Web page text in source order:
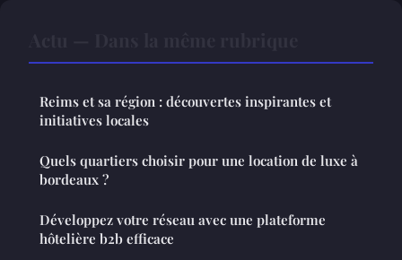
Reims et sa région : découvertes inspirantes et
initiatives locales
Quels quartiers choisir pour une location de luxe à
bordeaux ?
Développez votre réseau avec une plateforme
hôtelière b2b efficace